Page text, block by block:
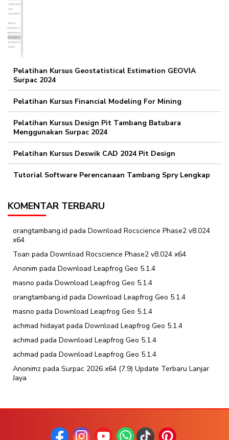
Pelatihan Kursus Geostatistical Estimation GEOVIA
Surpac 2024
Pelatihan Kursus Financial Modeling For Mining
Pelatihan Kursus Design Pit Tambang Batubara
Menggunakan Surpac 2024
Pelatihan Kursus Deswik CAD 2024 Pit Design
Tutorial Software Perencanaan Tambang Spry Lengkap
KOMENTAR TERBARU
orangtambang.id pada Download Rocscience Phase2 v8.024
x64
Toan pada Download Rocscience Phase2 v8.024 x64
Anonim pada Download Leapfrog Geo 5.1.4
masno pada Download Leapfrog Geo 5.1.4
orangtambang.id pada Download Leapfrog Geo 5.1.4
masno pada Download Leapfrog Geo 5.1.4
achmad hidayatpada Download Leapfrog Geo 5.1.4
achmad pada Download Leapfrog Geo 5.1.4
achmad pada Download Leapfrog Geo 5.1.4
Anonimz pada Surpac 2026 x64 (7.9) Update Terbaru Lanjar
Jaya